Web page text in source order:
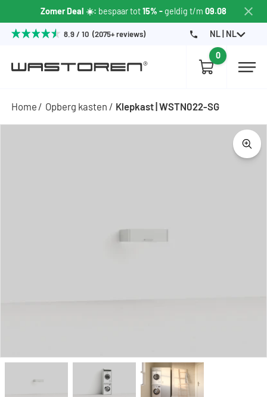
Zomer Deal ☀️: bespaar tot15% -geldig t/m 09.08
8.9 / 10 (2075+ reviews) NL | NL
0
Home Opberg kasten Klepkast | WSTN022-SG